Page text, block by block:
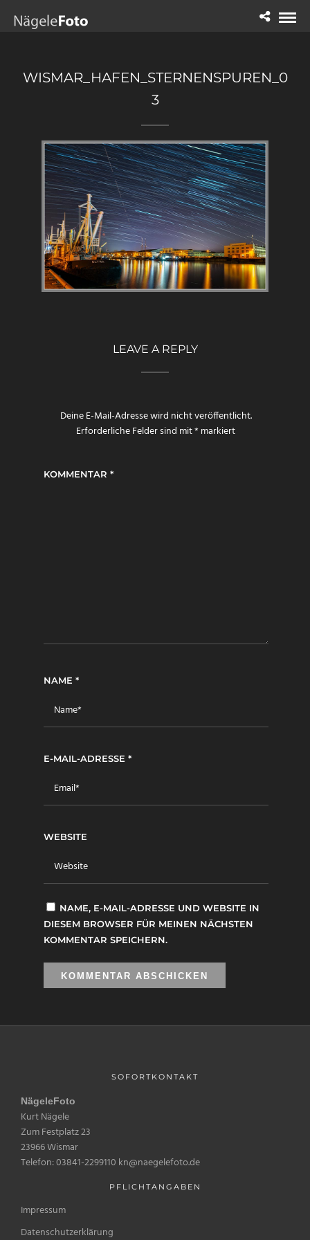
WISMAR_HAFEN_STERNENSPUREN_0
3
LEAVE A REPLY
Deine E-Mail-Adresse wird nicht veröffentlicht.
Erforderliche Felder sind mit*markiert
KOMMENTAR *
NAME *
E-MAIL-ADRESSE *
WEBSITE
NAME, E-MAIL-ADRESSE UND WEBSITE IN
DIESEM BROWSER FÜR MEINEN NÄCHSTEN
KOMMENTAR SPEICHERN.
SOFORTKONTAKT
NägeleFoto
Kurt Nägele
Zum Festplatz 23
23966 Wismar
Telefon: 03841-2299110 kn@naegelefoto.de
PFLICHTANGABEN
Impressum
Datenschutzerklärung